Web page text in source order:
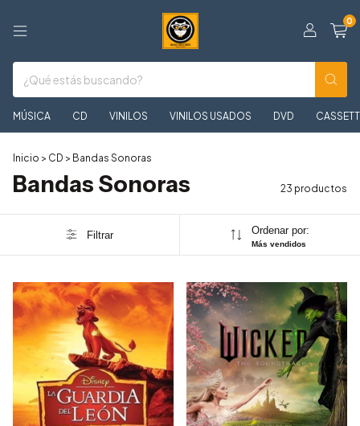
0
MÚSICA CD VINILOS VINILOS USADOS DVD
Inicio > CD > Bandas Sonoras
Bandas Sonoras 23 productos
Filtrar Ordenar por:
Más vendidos